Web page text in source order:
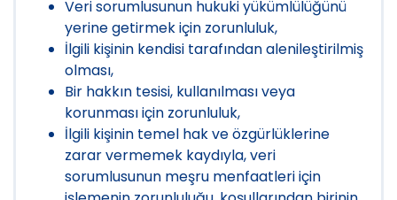
Veri sorumlusunun hukuki yükümlülüğünü
yerine getirmek için zorunluluk,
İlgili kişinin kendisi tarafından alenileştirilmiş
olması,
Bir hakkın tesisi, kullanılması veya
korunması için zorunluluk,
İlgili kişinin temel hak ve özgürlüklerine
zarar vermemek kaydıyla, veri
sorumlusunun meşru menfaatleri için